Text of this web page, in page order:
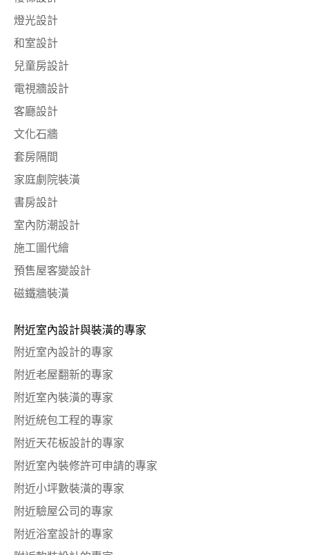
燈光設計
和室設計
兒童房設計
電視牆設計
客廳設計
文化石牆
套房隔間
家庭劇院裝潢
書房設計
室內防潮設計
施工圖代繪
預售屋客變設計
磁鐵牆裝潢
附近室內設計與裝潢的專家
附近室內設計的專家
附近老屋翻新的專家
附近室內裝潢的專家
附近統包工程的專家
附近天花板設計的專家
附近室內裝修許可申請的專家
附近小坪數裝潢的專家
附近驗屋公司的專家
附近浴室設計的專家